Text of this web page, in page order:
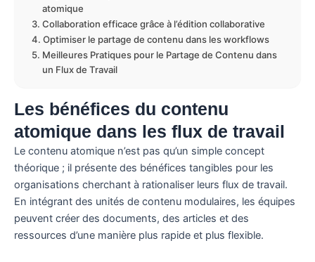
atomique
Collaboration efficace grâce à l’édition collaborative
Optimiser le partage de contenu dans les workflows
Meilleures Pratiques pour le Partage de Contenu dans
un Flux de Travail
Les bénéfices du contenu
atomique dans les flux de travail
Le contenu atomique n’est pas qu’un simple concept
théorique ; il présente des bénéfices tangibles pour les
organisations cherchant à rationaliser leurs flux de travail.
En intégrant des unités de contenu modulaires, les équipes
peuvent créer des documents, des articles et des
ressources d’une manière plus rapide et plus flexible.